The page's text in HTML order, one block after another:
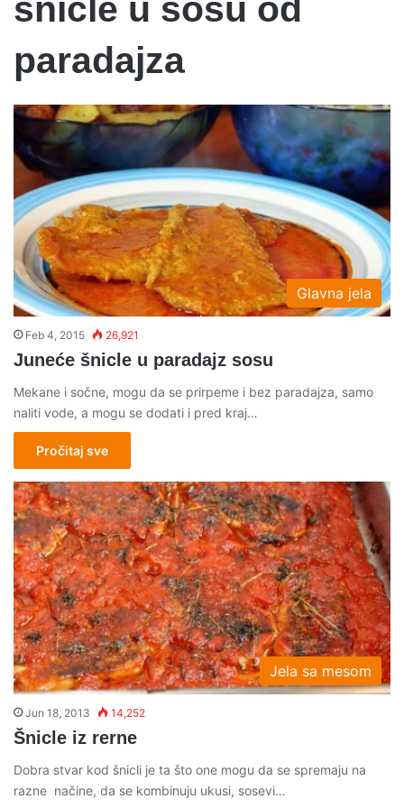
snicle u sosu od
paradajza
Glavna jela
Feb 4, 2015 26,921
Juneće šnicle u paradajz sosu
Mekane i sočne, mogu da se prirpeme i bez paradajza, samo
naliti vode, a mogu se dodati i pred kraj…
Pročitaj sve
Jela sa mesom
Jun 18, 2013 14,252
Šnicle iz rerne
Dobra stvar kod šnicli je ta što one mogu da se spremaju na
razne načine, da se kombinuju ukusi, sosevi…